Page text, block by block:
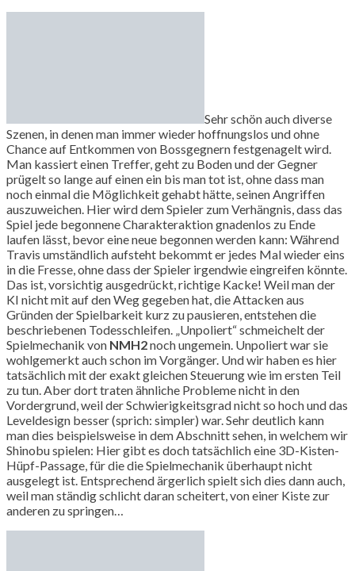
Sehr schön auch diverse
Szenen, in denen man immer wieder hoffnungslos und ohne
Chance auf Entkommen von Bossgegnern festgenagelt wird.
Man kassiert einen Treffer, geht zu Boden und der Gegner
prügelt so lange auf einen ein bis man tot ist, ohne dass man
noch einmal die Möglichkeit gehabt hätte, seinen Angriffen
auszuweichen. Hier wird dem Spieler zum Verhängnis, dass das
Spiel jede begonnene Charakteraktion gnadenlos zu Ende
laufen lässt, bevor eine neue begonnen werden kann: Während
Travis umständlich aufsteht bekommt er jedes Mal wieder eins
in die Fresse, ohne dass der Spieler irgendwie eingreifen könnte.
Das ist, vorsichtig ausgedrückt, richtige Kacke! Weil man der
KI nicht mit auf den Weg gegeben hat, die Attacken aus
Gründen der Spielbarkeit kurz zu pausieren, entstehen die
beschriebenen Todesschleifen. „Unpoliert“ schmeichelt der
Spielmechanik von NMH2noch ungemein. Unpoliert war sie
wohlgemerkt auch schon im Vorgänger. Und wir haben es hier
tatsächlich mit der exakt gleichen Steuerung wie im ersten Teil
zu tun. Aber dort traten ähnliche Probleme nicht in den
Vordergrund, weil der Schwierigkeitsgrad nicht so hoch und das
Leveldesign besser (sprich: simpler) war. Sehr deutlich kann
man dies beispielsweise in dem Abschnitt sehen, in welchem wir
Shinobu spielen: Hier gibt es doch tatsächlich eine 3D-Kisten-
Hüpf-Passage, für die die Spielmechanik überhaupt nicht
ausgelegt ist. Entsprechend ärgerlich spielt sich dies dann auch,
weil man ständig schlicht daran scheitert, von einer Kiste zur
anderen zu springen…